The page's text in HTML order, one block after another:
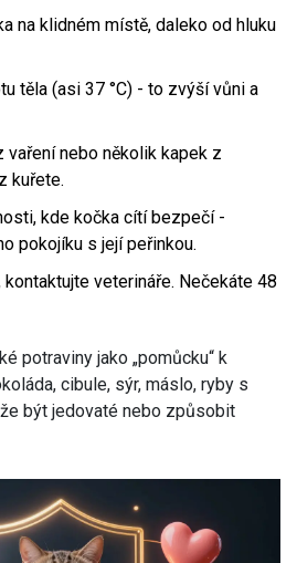
na klidném místě, daleko od hluku
těla (asi 37 °C) - to zvýší vůni a
vaření nebo několik kapek z
kuřete.
kde kočka cítí bezpečí -
pokojíku s její peřinkou.
kontaktujte veterináře. Nečekáte 48
potraviny jako „pomůcku“ k
cibule, sýr, máslo, ryby s
být jedovaté nebo způsobit